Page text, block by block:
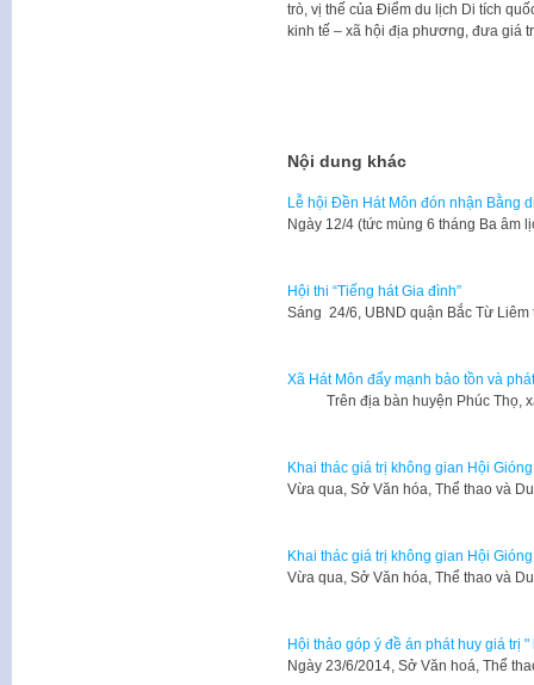
trò, vị thế của Điểm du lịch Di tích
kinh tế – xã hội địa phương, đưa giá
Nội dung khác
Lễ hội Đền Hát Môn đón nhận Bằng
Ngày 12/4 (tức mùng 6 tháng Ba âm
Hội thi “Tiếng hát Gia đình”
Sáng 24/6, UBND quận Bắc Từ
Xã Hát Môn đẩy mạnh bảo tồn và
Trên địa bàn huyện Phúc Thọ,
Khai thác giá trị không gian Hội
​Vừa qua, Sở Văn hóa, Thể thao và
Khai thác giá trị không gian Hội
​Vừa qua, Sở Văn hóa, Thể thao và
Hội thảo góp ý đề án phát huy giá trị
​Ngày 23/6/2014, Sở Văn hoá, Thể